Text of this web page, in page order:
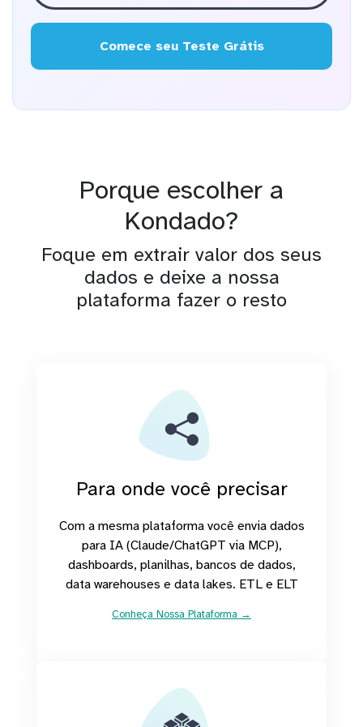
Comece seu Teste Grátis
Porque escolher a
Kondado?
Foque em extrair valor dos seus
dados e deixe a nossa
plataforma fazer o resto
Para onde você precisar
Com a mesma plataforma você envia dados
para IA (Claude/ChatGPT via MCP),
dashboards, planilhas, bancos de dados,
data warehouses e data lakes. ETL e ELT
Conheça Nossa Plataforma →